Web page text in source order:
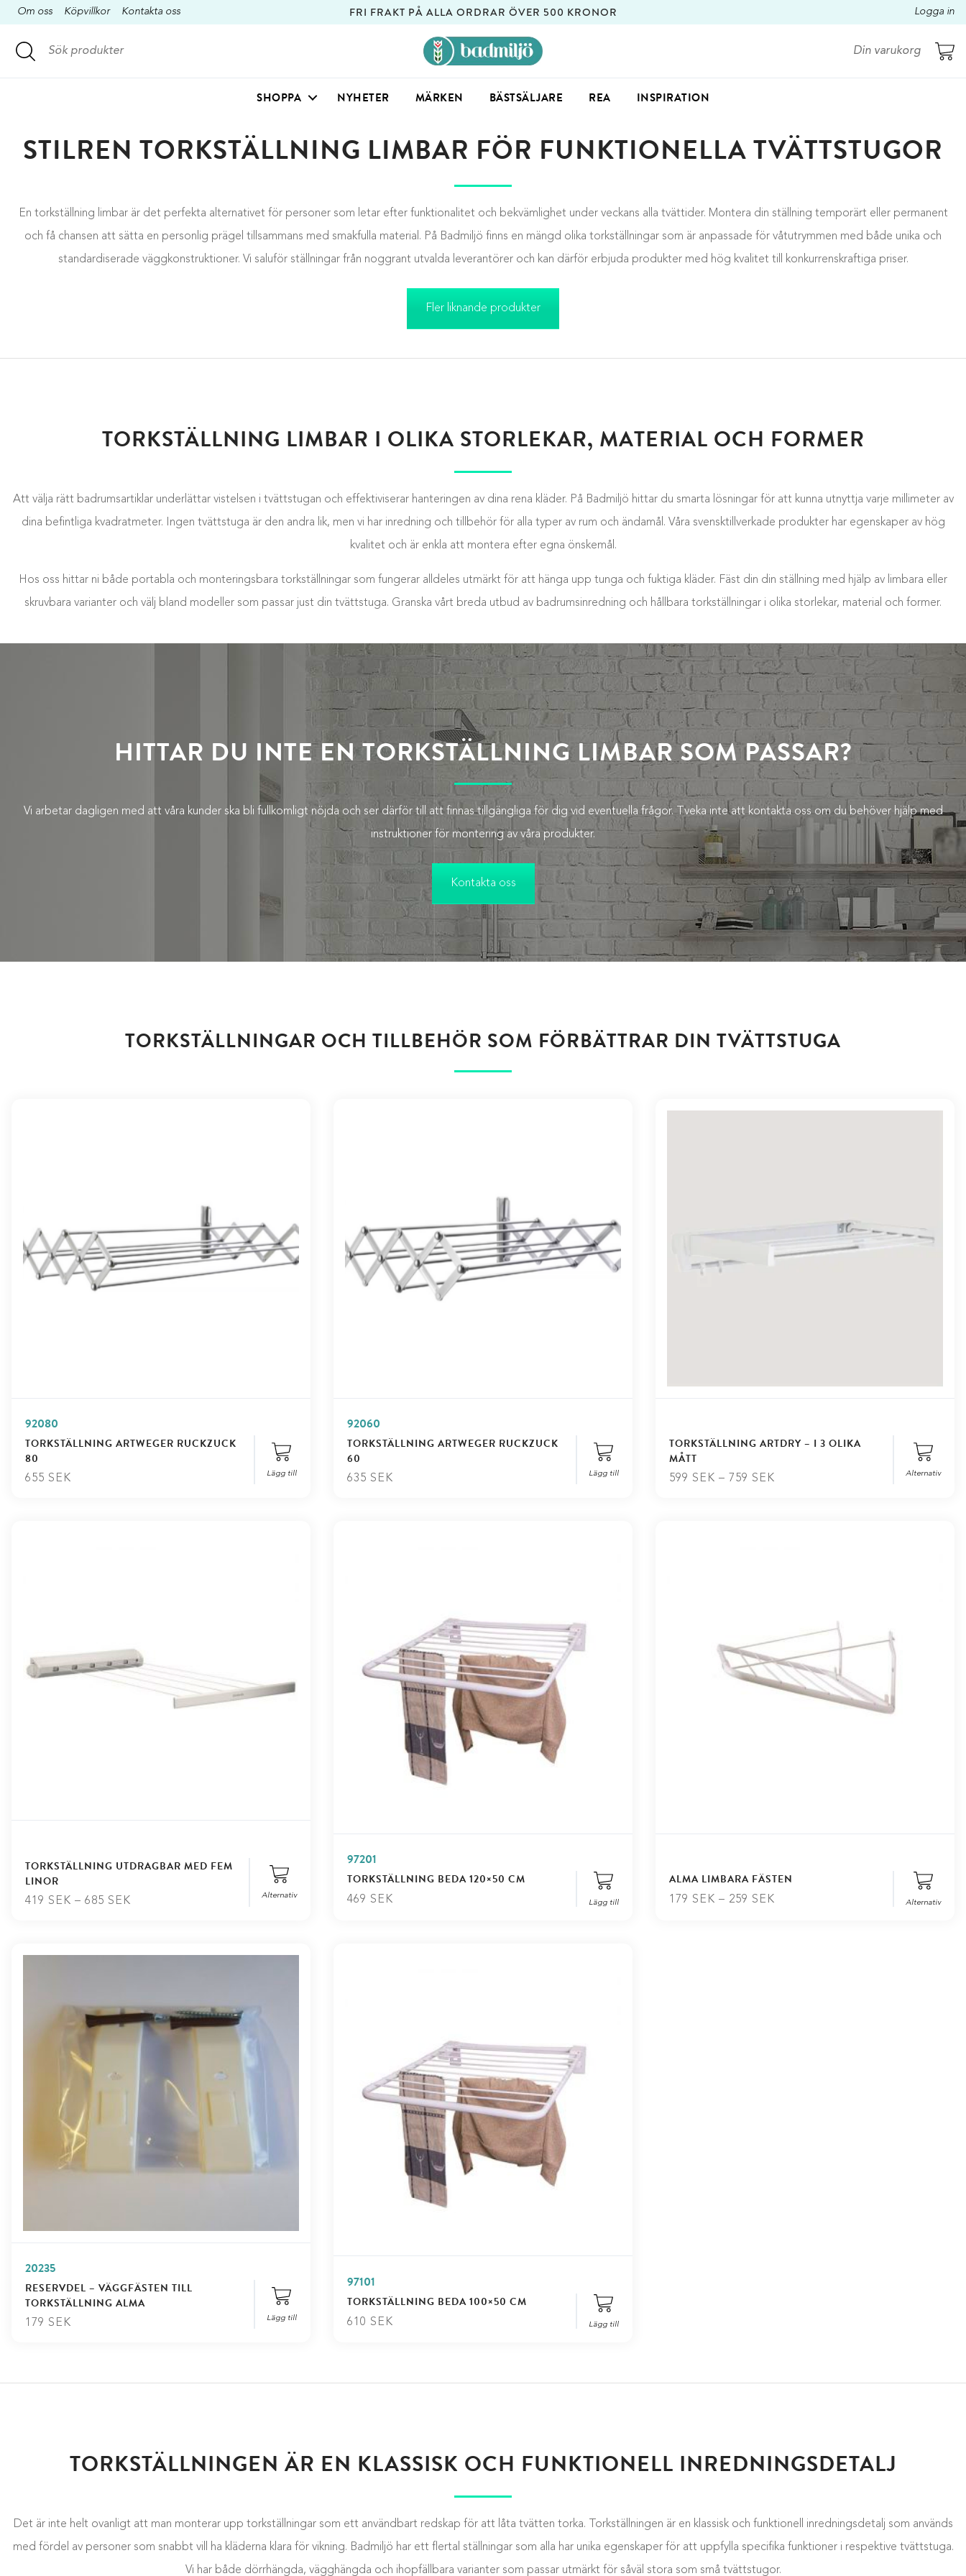
Om oss Köpvillkor Kontakta oss FRI FRAKT PÅ ALLA ORDRAR ÖVER 500 KRONOR Logga in
Din varukorg
SHOPPA NYHETER MÄRKEN BÄSTSÄLJARE REA INSPIRATION
STILREN TORKSTÄLLNING LIMBAR FÖR FUNKTIONELLA TVÄTTSTUGOR
En torkställning limbar är det perfekta alternativet för personer som letar efter funktionalitet och bekvämlighet under veckans alla tvättider. Montera din ställning temporärt eller permanent
och få chansen att sätta en personlig prägel tillsammans med smakfulla material. På Badmiljö finns en mängd olika torkställningar som är anpassade för våtutrymmen med både unika och
standardiserade väggkonstruktioner. Vi saluför ställningar från noggrant utvalda leverantörer och kan därför erbjuda produkter med hög kvalitet till konkurrenskraftiga priser.
Fler liknande produkter
TORKSTÄLLNING LIMBAR I OLIKA STORLEKAR, MATERIAL OCH FORMER
Att välja rätt badrumsartiklar underlättar vistelsen i tvättstugan och effektiviserar hanteringen av dina rena kläder. På Badmiljö hittar du smarta lösningar för att kunna utnyttja varje millimeter av
dina befintliga kvadratmeter. Ingen tvättstuga är den andra lik, men vi har inredning och tillbehör för alla typer av rum och ändamål. Våra svensktillverkade produkter har egenskaper av hög
kvalitet och är enkla att montera efter egna önskemål.
Hos oss hittar ni både portabla och monteringsbara torkställningar som fungerar alldeles utmärkt för att hänga upp tunga och fuktiga kläder. Fäst din din ställning med hjälp av limbara eller
skruvbara varianter och välj bland modeller som passar just din tvättstuga. Granska vårt breda utbud av badrumsinredning och hållbara torkställningar i olika storlekar, material och former.
HITTAR DU INTE EN TORKSTÄLLNING LIMBAR SOM PASSAR?
Vi arbetar dagligen med att våra kunder ska bli fullkomligt nöjda och ser därför till att finnas tillgängliga för dig vid eventuella frågor. Tveka inte att kontakta oss om du behöver hjälp med
instruktioner för montering av våra produkter.
Kontakta oss
TORKSTÄLLNINGAR OCH TILLBEHÖR SOM FÖRBÄTTRAR DIN TVÄTTSTUGA
92080
TORKSTÄLLNING ARTWEGER RUCKZUCK
80
655 SEK Lägg till
92060
TORKSTÄLLNING ARTWEGER RUCKZUCK
60
635 SEK Lägg till
TORKSTÄLLNING ARTDRY – I 3 OLIKA
MÅTT
599 SEK – 759 SEK Alternativ
TORKSTÄLLNING UTDRAGBAR MED FEM
LINOR
419 SEK –685 SEK Alternativ
Lägg till i varukorg
97201
TORKSTÄLLNING BEDA 120×50 CM
469 SEK Lägg till
ALMA LIMBARA FÄSTEN
179 SEK – 259 SEK Alternativ
20235
RESERVDEL – VÄGGFÄSTEN TILL
TORKSTÄLLNING ALMA
179 SEK Lägg till
97101
TORKSTÄLLNING BEDA 100×50 CM
610 SEK Lägg till
TORKSTÄLLNINGEN ÄR EN KLASSISK OCH FUNKTIONELL INREDNINGSDETALJ
Det är inte helt ovanligt att man monterar upp torkställningar som ett användbart redskap för att låta tvätten torka. Torkställningen är en klassisk och funktionell inredningsdetalj som används
med fördel av personer som snabbt vill ha kläderna klara för vikning. Badmiljö har ett flertal ställningar som alla har unika egenskaper för att uppfylla specifika funktioner i respektive tvättstuga.
Vi har både dörrhängda, vägghängda och ihopfällbara varianter som passar utmärkt för såväl stora som små tvättstugor.